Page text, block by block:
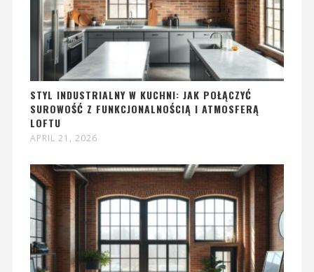
STYL INDUSTRIALNY W KUCHNI: JAK POŁĄCZYĆ
SUROWOŚĆ Z FUNKCJONALNOŚCIĄ I ATMOSFERĄ
LOFTU
APRIL 21, 2026